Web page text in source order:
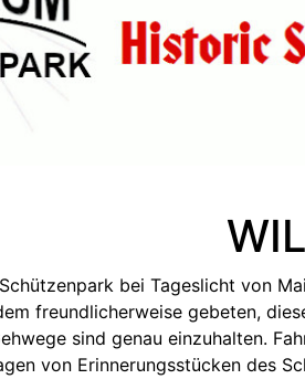
bei Tageslicht von
freundlicherweise gebeten,
sind genau einzuhalten.
von Erinnerungsstücken des